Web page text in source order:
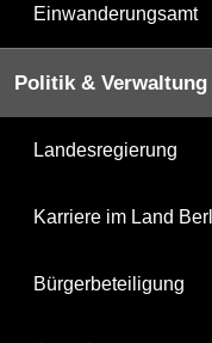
Einwanderungsamt
Politik & Verwaltung
Landesregierung
Karriere im Land
Bürgerbeteiligung